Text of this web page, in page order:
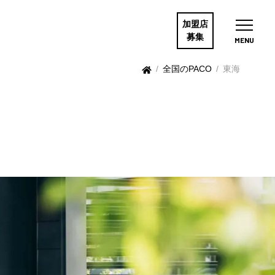
/ 全国のPACO / 東海
加盟店
募集
MENU